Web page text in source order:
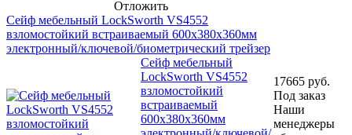
Отложить
Сейф мебельный LockSworth VS4552
взломостойкий встраиваемый 600x380x360мм
электронный/ключевой/биометрический трейзер
Сейф мебельный
LockSworth VS4552
взломостойкий
встраиваемый
600x380x360мм
17665 руб.
Под заказ
Наши
менеджеры